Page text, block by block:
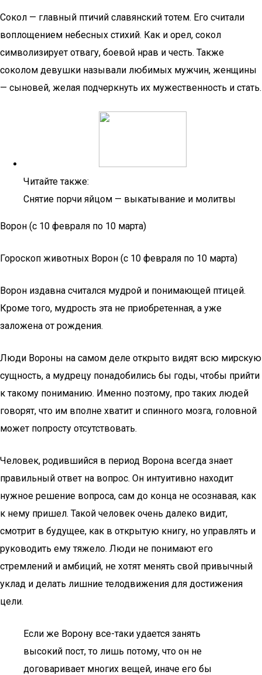
Сокол — главный птичий славянский тотем. Его считали
воплощением небесных стихий. Как и орел, сокол
символизирует отвагу, боевой нрав и честь. Также
соколом девушки называли любимых мужчин, женщины
— сыновей, желая подчеркнуть их мужественность и стать.
Читайте также:
Снятие порчи яйцом — выкатывание и молитвы
Ворон (с 10 февраля по 10 марта)
Гороскоп животных Ворон (с 10 февраля по 10 марта)
Ворон издавна считался мудрой и понимающей птицей.
Кроме того, мудрость эта не приобретенная, а уже
заложена от рождения.
Люди Вороны на самом деле открыто видят всю мирскую
сущность, а мудрецу понадобились бы годы, чтобы прийти
к такому пониманию. Именно поэтому, про таких людей
говорят, что им вполне хватит и спинного мозга, головной
может попросту отсутствовать.
Человек, родившийся в период Ворона всегда знает
правильный ответ на вопрос. Он интуитивно находит
нужное решение вопроса, сам до конца не осознавая, как
к нему пришел. Такой человек очень далеко видит,
смотрит в будущее, как в открытую книгу, но управлять и
руководить ему тяжело. Люди не понимают его
стремлений и амбиций, не хотят менять свой привычный
уклад и делать лишние телодвижения для достижения
цели.
Если же Ворону все-таки удается занять
высокий пост, то лишь потому, что он не
договаривает многих вещей, иначе его бы